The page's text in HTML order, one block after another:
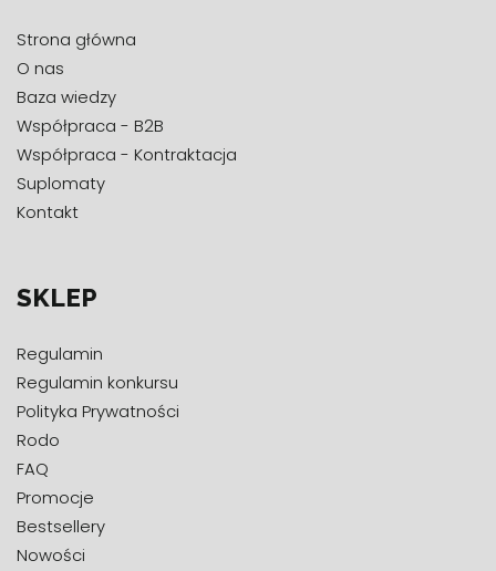
Strona główna
O nas
Baza wiedzy
Współpraca - B2B
Współpraca - Kontraktacja
Suplomaty
Kontakt
SKLEP
Regulamin
Regulamin konkursu
Polityka Prywatności
Rodo
FAQ
Promocje
Bestsellery
Nowości